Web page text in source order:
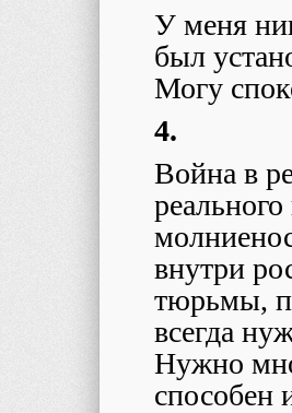
У меня
был
Могу
4.
Война в
внутри
тюрьмы,
всегда
Нужно
способен